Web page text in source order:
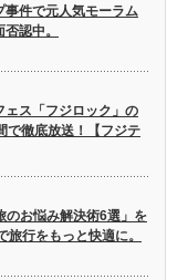
件で元人気モーラム
認中。
ェス「フジロック」の
で徹底放送！【フジテ
のお悩み解決術6選」を
行をもっと快適に。